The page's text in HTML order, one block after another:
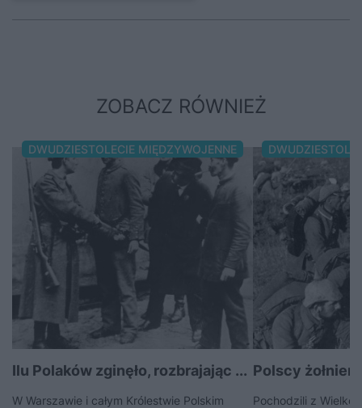
ZOBACZ RÓWNIEŻ
DWUDZIESTOLECIE MIĘDZYWOJENNE
Ilu Polaków zginęło, rozbrajając ...
W Warszawie i całym Królestwie Polskim
Polscy
Pochodzili z